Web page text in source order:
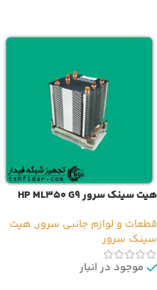
هیت سینک سرور HP ML350 G9
قطعات و لوازم جانبی سرور, هیت
سینک سرور
موجود در انبار